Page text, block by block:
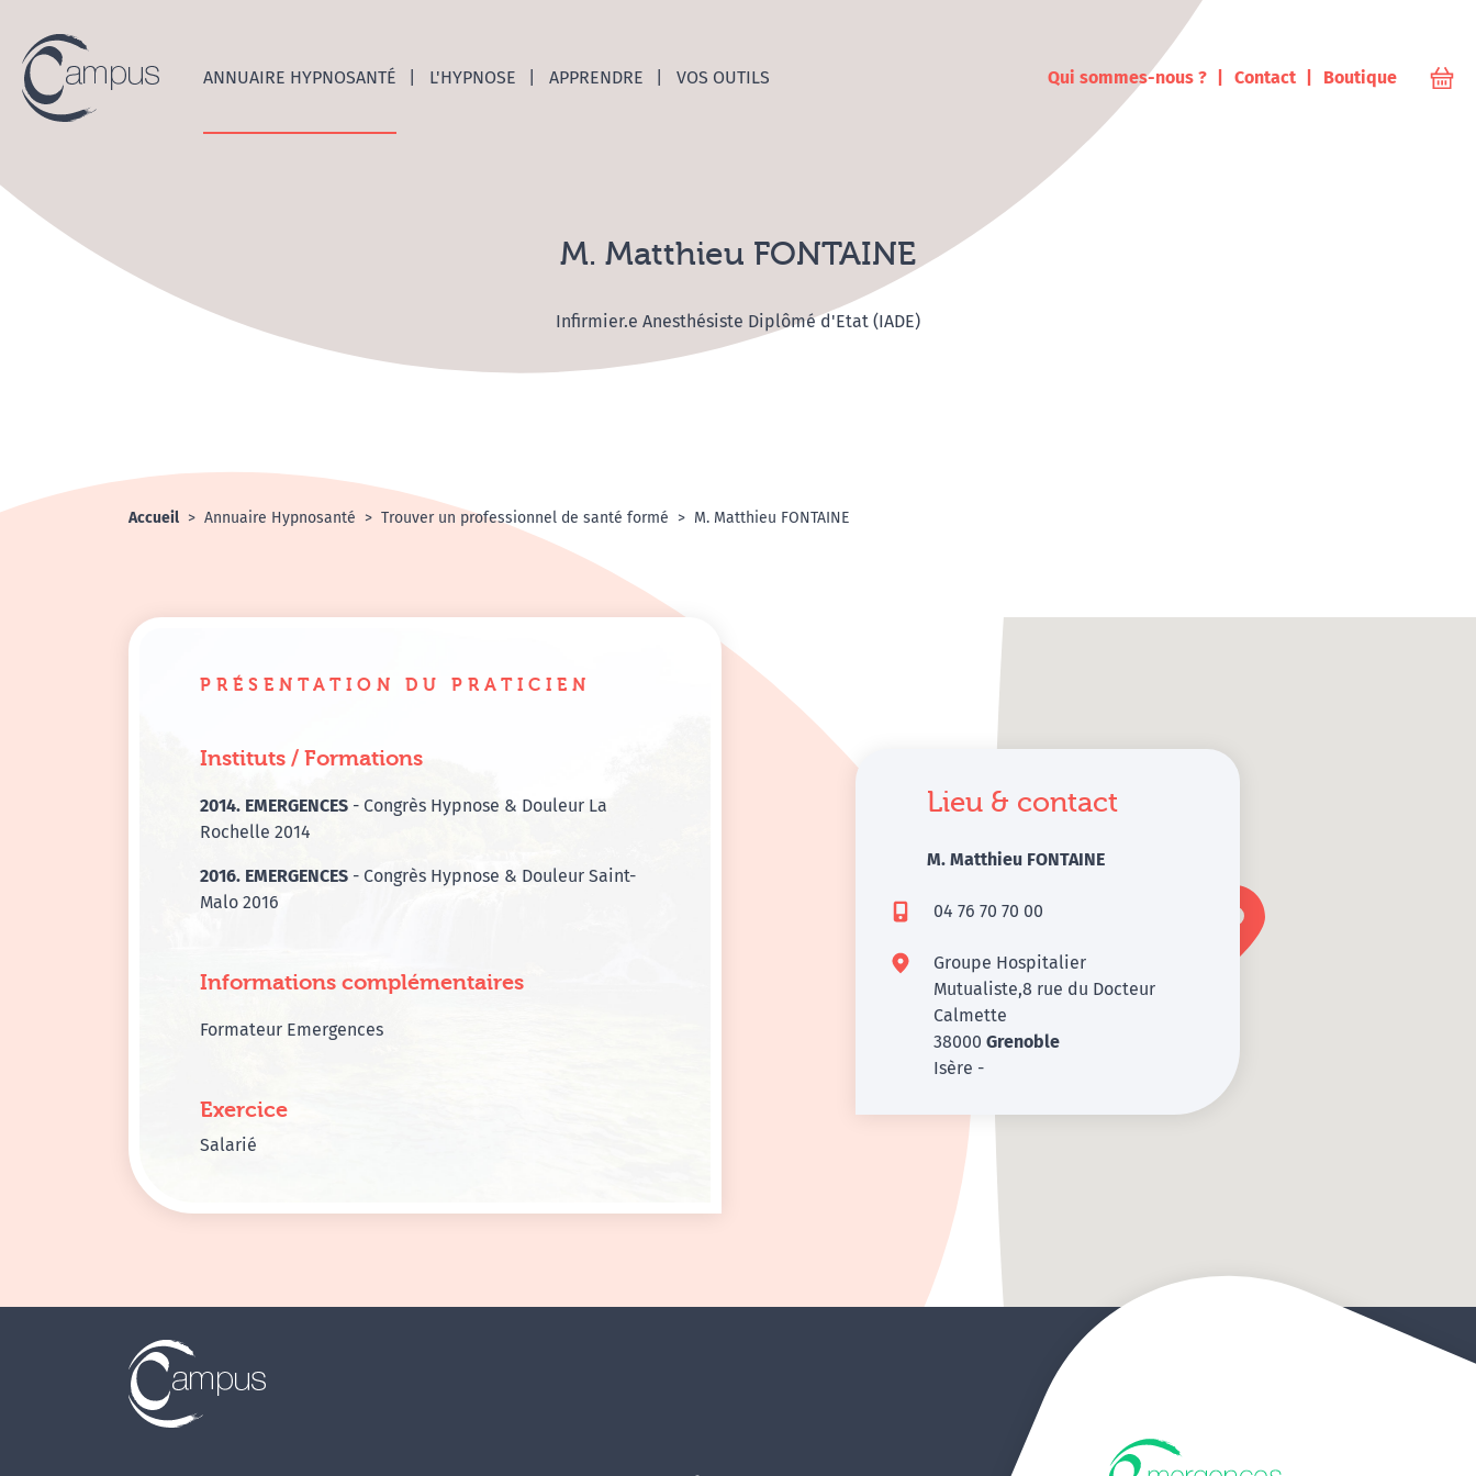
Emergences Campus
ANNUAIRE HYPNOSANTÉ L'HYPNOSE APPRENDRE VOS OUTILS Qui sommes-nous ? Contact Boutique
M. Matthieu FONTAINE
Infirmier.e Anesthésiste Diplômé d'Etat (IADE)
Accueil Annuaire Hypnosanté Trouver un professionnel de santé formé M. Matthieu FONTAINE
PRÉSENTATION DU PRATICIEN
Instituts / Formations
2014. EMERGENCES - Congrès Hypnose & Douleur La
Rochelle 2014
2016. EMERGENCES - Congrès Hypnose & Douleur Saint-
Malo 2016
Informations complémentaires
Formateur Emergences
Exercice
Salarié
Lieu & contact
M. Matthieu FONTAINE
04 76 70 70 00
Groupe Hospitalier
Mutualiste,8 rue du Docteur
Calmette
38000Grenoble
Isère -